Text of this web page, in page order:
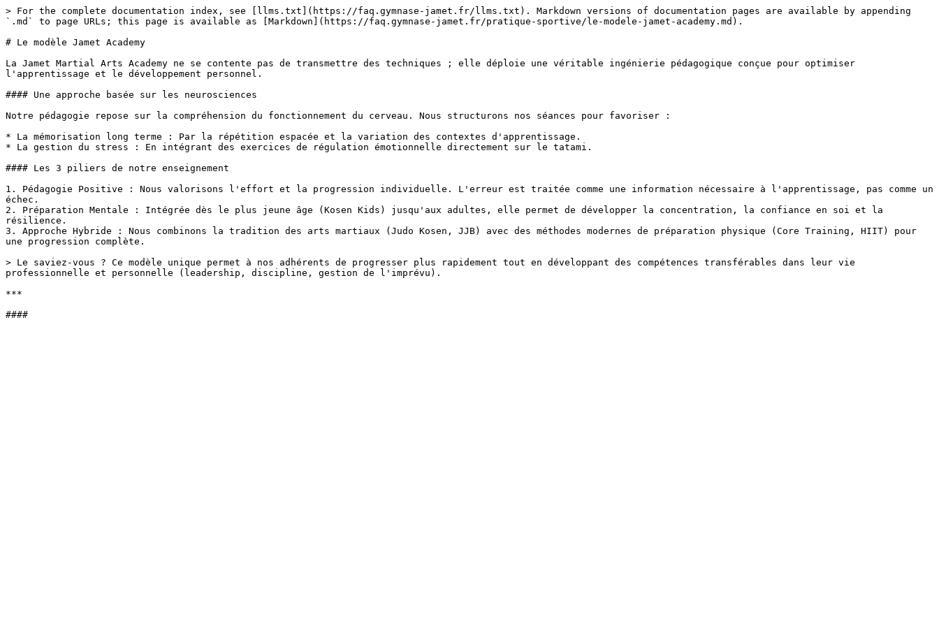
> For the complete documentation index, see [llms.txt](https://faq.gymnase-jamet.fr/llms.txt). Markdown versions of documentation pages are available by appending
`.md` to page URLs; this page is available as [Markdown](https://faq.gymnase-jamet.fr/pratique-sportive/le-modele-jamet-academy.md).
# Le modèle Jamet Academy
La Jamet Martial Arts Academy ne se contente pas de transmettre des techniques ; elle déploie une véritable ingénierie pédagogique conçue pour optimiser
l'apprentissage et le développement personnel.
#### Une approche basée sur les neurosciences
Notre pédagogie repose sur la compréhension du fonctionnement du cerveau. Nous structurons nos séances pour favoriser :
* La mémorisation long terme : Par la répétition espacée et la variation des contextes d'apprentissage.
* La gestion du stress : En intégrant des exercices de régulation émotionnelle directement sur le tatami.
#### Les 3 piliers de notre enseignement
1. Pédagogie Positive : Nous valorisons l'effort et la progression individuelle. L'erreur est traitée comme une information nécessaire à l'apprentissage, pas comme un
échec.
2. Préparation Mentale : Intégrée dès le plus jeune âge (Kosen Kids) jusqu'aux adultes, elle permet de développer la concentration, la confiance en soi et la
résilience.
3. Approche Hybride : Nous combinons la tradition des arts martiaux (Judo Kosen, JJB) avec des méthodes modernes de préparation physique (Core Training, HIIT) pour
une progression complète.
> Le saviez-vous ? Ce modèle unique permet à nos adhérents de progresser plus rapidement tout en développant des compétences transférables dans leur vie
professionnelle et personnelle (leadership, discipline, gestion de l'imprévu).
***